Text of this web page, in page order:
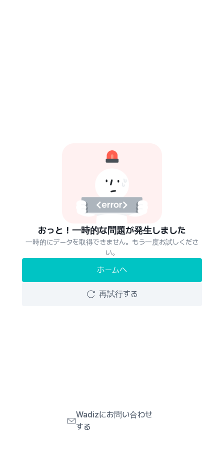
おっと！一時的な問題が発生しました
一時的にデータを取得できません。もう一度お試しくださ
い。
ホームへ
再試行する
Wadizにお問い合わせ
する